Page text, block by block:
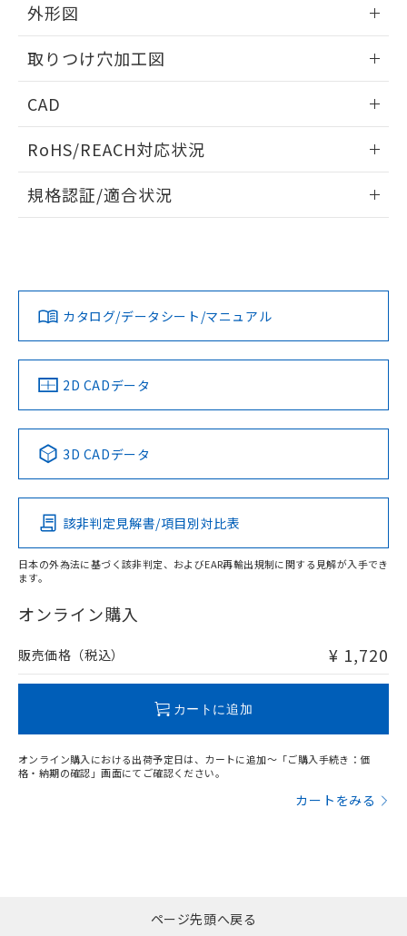
外形図
取りつけ穴加工図
CAD
ドすることができます。
ログイン/会員登録
ダウンロードデータをご利用いただく前に、以下を必ずお読
みください。
ソフトウェアの使用条件
RoHS/REACH対応状況
EU RoHS 注意事項・凡例
対応済み
中国 RoHS 注意事項・凡例
Pb Hg Cd Cr(VI)
O
在庫等で未対応品が混在する可能性があります。
問い合わせください。
規格認証/適合状況
LR型式承認
（イギリス
船舶規格）
DNV型式承認
（ノルウェー
BV型式承認
（フランス
KR型式
（韓国
No No No No
この製品の規格認証/適合状況ページへ
その他の認証はこちらのページからご検索ください
カタログ/データシート/マニュアル
2D CADデータ
3D CADデータ
該非判定見解書/項目別対比表
日本の外為法に基づく該非判定、およびEAR再輸出規制に関する見解が入手でき
ます。
オンライン購入
販売価格（税込） ¥ 1,720
カートに追加
オンライン購入における出荷予定日は、カートに追加～「ご購入手続き：価
格・納期の確認」画面にてご確認ください。
カートをみる
※当社の共同利用者とは、
の共同利用に関して"
の「1.共同利
とができます。
EU RoHS指令（10物質）の非含有証明書
ものではありません。
また、RoHS指令のフタル酸エステル類４
物質の対応では、対応完了までの期間は出
荷製品に未対応品が混在することから備考
欄に対応日を記載しておりました。
ページ先頭へ戻る